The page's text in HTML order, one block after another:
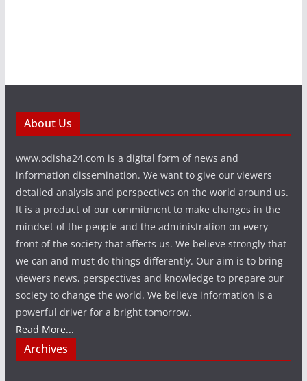
About Us
www.odisha24.com is a digital form of news and
information dissemination. We want to give our viewers
detailed analysis and perspectives on the world around us.
It is a product of our commitment to make changes in the
mindset of the people and the administration on every
front of the society that affects us. We believe strongly that
we can and must do things differently. Our aim is to bring
viewers news, perspectives and knowledge to prepare our
society to change the world. We believe information is a
powerful driver for a bright tomorrow.
Read More...
Archives